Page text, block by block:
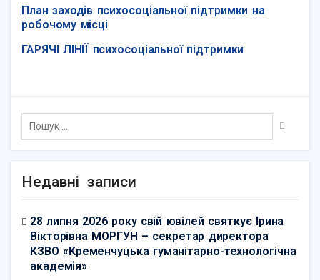
План заходів психосоціальної підтримки на
робочому місці
ГАРЯЧІ ЛІНІЇ психосоціальної підтримки
Недавні записи
28 липня 2026 року свій ювілей святкує Ірина
Вікторівна МОРГУН – секретар директора
КЗВО «Кременчуцька гуманітарно-технологічна
академія»